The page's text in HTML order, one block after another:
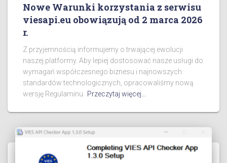
Nowe Warunki korzystania z serwisu
viesapi.eu obowiązują od 2 marca 2026
r.
Z przyjemnością informujemy o trwającej ewolucji
naszej platformy. Aby lepiej dostosować nasze usługi do
wymagań współczesnego biznesu i najnowszych
standardów technologicznych, opracowaliśmy nową
wersję Regulaminu.
Przeczytaj więcej…